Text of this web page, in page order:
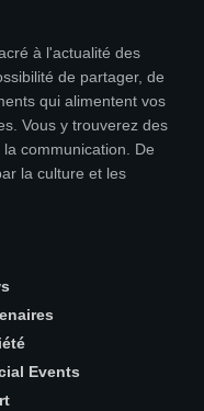
à l'actualité des
de partager, de
qui alimentent vos
Vous y trouverez des
communication. De
la culture et les
Events